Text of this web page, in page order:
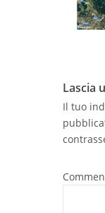
Lascia
Il tuo